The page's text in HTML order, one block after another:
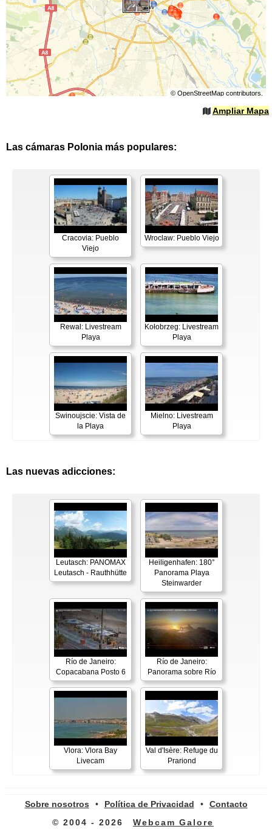
© OpenStreetMapcontributors.
Ampliar Mapa
Las cámaras Polonia más populares:
Cracovia: Pueblo
Viejo
Wroclaw: Pueblo Viejo
Rewal: Livestream
Playa
Kołobrzeg: Livestream
Playa
Swinoujscie: Vista de
la Playa
Mielno: Livestream
Playa
Las nuevas adicciones:
Leutasch: PANOMAX
Leutasch - Rauthhütte
Heiligenhafen: 180°
Panorama Playa
Steinwarder
Río de Janeiro:
Copacabana Posto 6
Río de Janeiro:
Panorama sobre Río
Vlora: Vlora Bay
Livecam
Val d'Isère: Refuge du
Prariond
Sobre nosotros • Política de Privacidad •
Contacto
© 2004 - 2026
Webcam Galore